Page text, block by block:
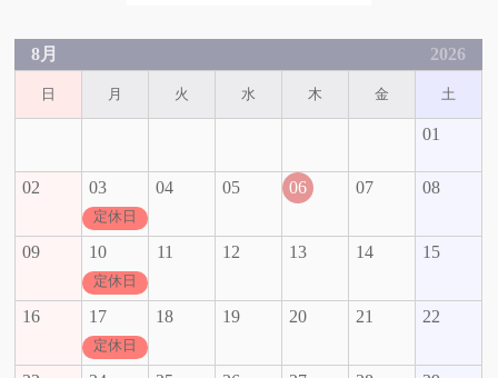
8月 2026
日 月 火 水 木 金 土
01
02 03
定休日
04 05 06 07 08
09 10
定休日
11 12 13 14 15
16 17
定休日
18 19 20 21 22